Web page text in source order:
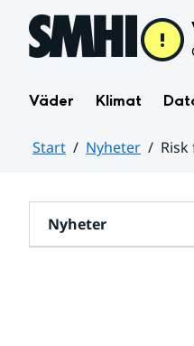
Hoppa till sidans innehåll
Väder Klimat
Start Nyheter
Nyheter